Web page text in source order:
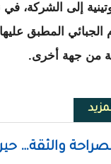
الجبائي المطبق
من جهة أخرى.
حول نائب أكجوجت
والثقة…